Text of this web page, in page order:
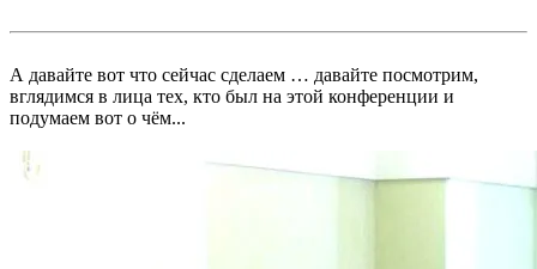
А давайте вот что сейчас сделаем … давайте посмотрим,
вглядимся в лица тех, кто был на этой конференции и
подумаем вот о чём...